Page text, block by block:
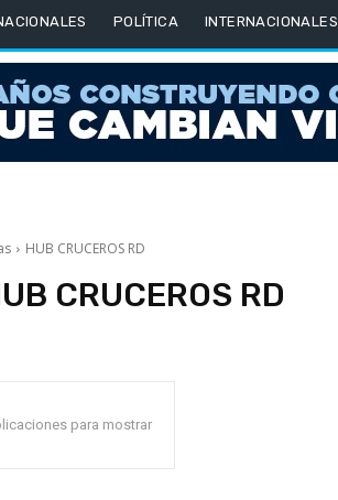
POLÍTICA INTERNACIONALES
HUB CRUCEROS RD
CRUCEROS RD
para mostrar